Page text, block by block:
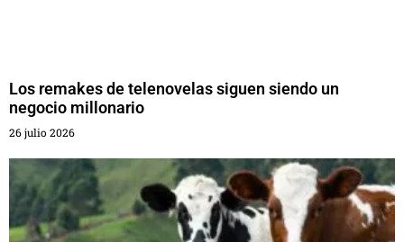
Los remakes de telenovelas siguen siendo un
negocio millonario
26 julio 2026